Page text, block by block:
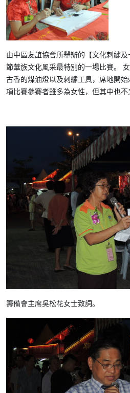
由中區友誼協會所舉辦的【文化刺繡
節華族文化風采最特別的一場比賽。
古香的煤油燈以及刺繡工具，席地開
項比賽參賽者雖多為女性，但其中也
籌備會主席吳松花女士致詞。